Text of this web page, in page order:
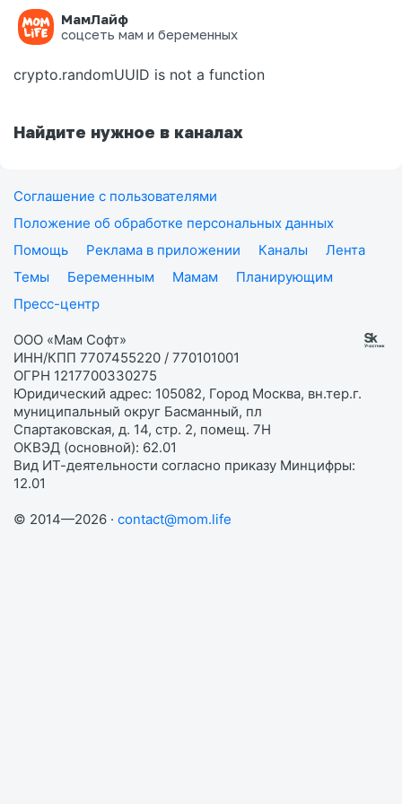
МамЛайф
соцсеть мам и беременных
Ошибка на странице
crypto.randomUUID is not a function
Найдите нужное в каналах
Соглашение с пользователями
Положение об обработке персональных данных
Помощь
Реклама в приложении Каналы
Лента
Темы
Беременным Мамам
Планирующим
Пресс-центр
ООО «Мам Софт»
ИНН/КПП 7707455220 / 770101001
ОГРН 1217700330275
Юридический адрес: 105082, Город Москва, вн.тер.г.
муниципальный округ Басманный, пл
Спартаковская, д. 14, стр. 2, помещ. 7Н
ОКВЭД (основной): 62.01
Вид ИТ-деятельности согласно приказу Минцифры:
12.01
© 2014—2026 · contact@mom.life